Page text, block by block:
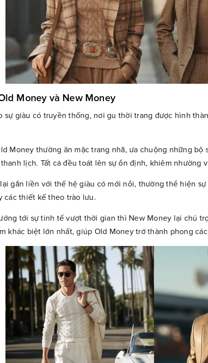
Money và New Money
sự giàu có truyền thống, nơi gu thời trang được hình
Money thường ăn mặc trang nhã, ưa chuộng những bộ
lịch. Tất cả đều toát lên sự ổn định, khiêm nhường
gắn liền với thế hệ giàu có mới nổi, thường thể hiện
các thiết kế theo trào lưu.
tới sự tinh tế vượt thời gian thì New Money lại chú
khác biệt lớn nhất, giúp Old Money trở thành phong